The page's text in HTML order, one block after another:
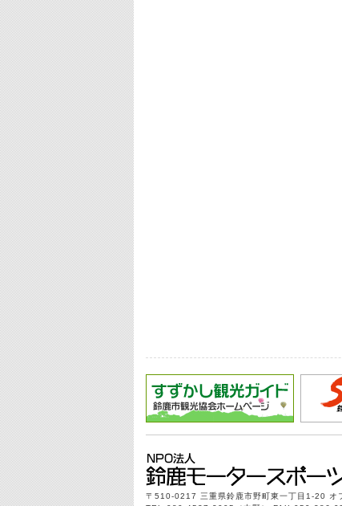
〒510-0217 三重県鈴鹿市野町東一丁目1-20 オ